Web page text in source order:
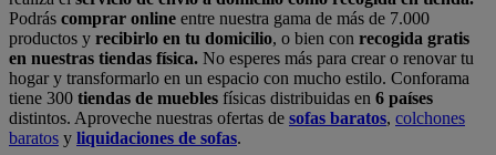
Podrás comprar online entre nuestra gama de más de 7.000
productos y recibirlo en tu domicilio, o bien con recogida gratis
en nuestras tiendas física. No esperes más para crear o renovar tu
hogar y transformarlo en un espacio con mucho estilo. Conforama
tiene 300 tiendas de muebles físicas distribuidas en 6 países
distintos. Aproveche nuestras ofertas de sofas baratos, colchones
baratos y liquidaciones de sofas.